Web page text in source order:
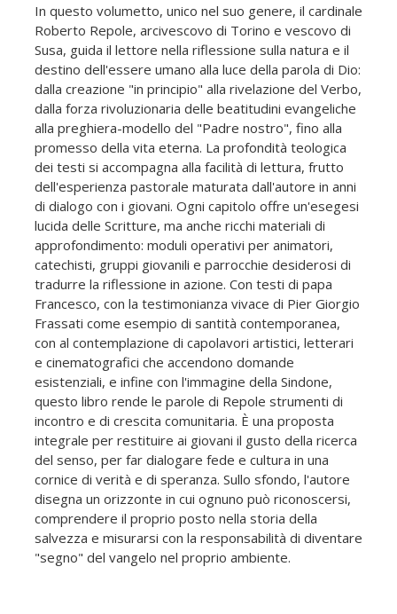
In questo volumetto, unico nel suo genere, il cardinale
Roberto Repole, arcivescovo di Torino e vescovo di
Susa, guida il lettore nella riflessione sulla natura e il
destino dell'essere umano alla luce della parola di Dio:
dalla creazione "in principio" alla rivelazione del Verbo,
dalla forza rivoluzionaria delle beatitudini evangeliche
alla preghiera-modello del "Padre nostro", fino alla
promesso della vita eterna. La profondità teologica
dei testi si accompagna alla facilità di lettura, frutto
dell'esperienza pastorale maturata dall'autore in anni
di dialogo con i giovani. Ogni capitolo offre un'esegesi
lucida delle Scritture, ma anche ricchi materiali di
approfondimento: moduli operativi per animatori,
catechisti, gruppi giovanili e parrocchie desiderosi di
tradurre la riflessione in azione. Con testi di papa
Francesco, con la testimonianza vivace di Pier Giorgio
Frassati come esempio di santità contemporanea,
con al contemplazione di capolavori artistici, letterari
e cinematografici che accendono domande
esistenziali, e infine con l'immagine della Sindone,
questo libro rende le parole di Repole strumenti di
incontro e di crescita comunitaria. È una proposta
integrale per restituire ai giovani il gusto della ricerca
del senso, per far dialogare fede e cultura in una
cornice di verità e di speranza. Sullo sfondo, l'autore
disegna un orizzonte in cui ognuno può riconoscersi,
comprendere il proprio posto nella storia della
salvezza e misurarsi con la responsabilità di diventare
"segno" del vangelo nel proprio ambiente.